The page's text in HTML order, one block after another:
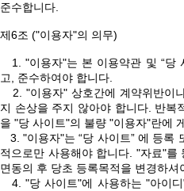
준수합니다.
제6조 ("이용자"의 의무)
1. "이용자"는 본 이용약관 및 “당
고, 준수하여야 합니다.
2. "이용자" 상호간에 계약위반이
지 손상을 주지 않아야 합니다. 반복
을 "당 사이트"의 불량 "이용자"란에
3. "이용자"는 “당 사이트” 에 등록
적으로만 사용해야 합니다. "자료"를
면동의 후 당초 등록목적을 변경하셔
4. "당 사이트"에 사용하는 "아이